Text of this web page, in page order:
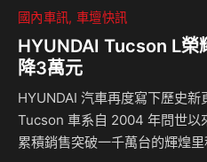
國內車訊 車壇快訊
HYUNDAI Tucson L
降3萬元
HYUNDAI 汽車再度寫下歷史
Tucson 車系自 2004 年問世以
累積銷售突破一千萬台的輝煌